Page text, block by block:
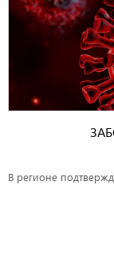
В регионе